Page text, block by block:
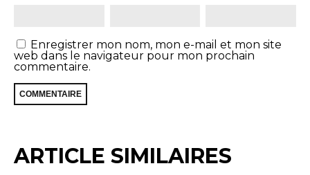
Enregistrer mon nom, mon e-mail et mon site
web dans le navigateur pour mon prochain
commentaire.
ARTICLE SIMILAIRES